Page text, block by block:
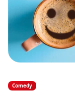
Comedy